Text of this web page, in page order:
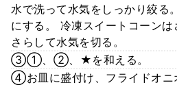
水で洗って水気をしっかり絞る
にする。 冷凍スイートコーン
さらして水気を切る。
③①、②、★を和える。
④お皿に盛付け、フライドオニ